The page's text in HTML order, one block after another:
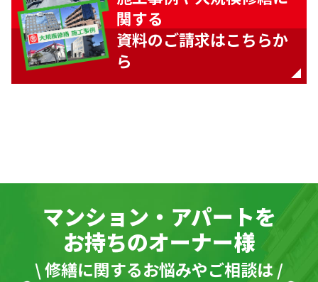
関する
資料のご請求はこちらか
ら
マンション・アパートを
お持ちのオーナー様
\ 修繕に関するお悩みやご相談は /